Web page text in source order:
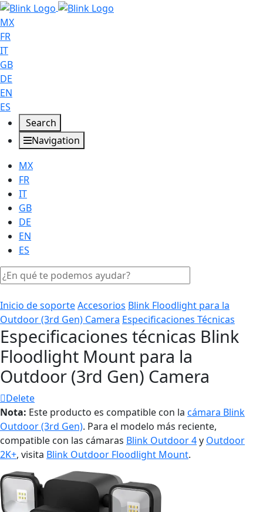
MX
FR
IT
GB
DE
EN
ES
Search
Navigation
MX
FR
IT
GB
DE
EN
ES
Inicio de soporteAccesorios Blink Floodlight para la
Outdoor (3rd Gen) Camera Especificaciones Técnicas
Especificaciones técnicas Blink
Floodlight Mount para la
Outdoor (3rd Gen) Camera
Delete
Nota: Este producto es compatible con la cámara Blink
Outdoor (3rd Gen). Para el modelo más reciente,
compatible con las cámaras Blink Outdoor 4y Outdoor
2K+, visita Blink Outdoor Floodlight Mount.